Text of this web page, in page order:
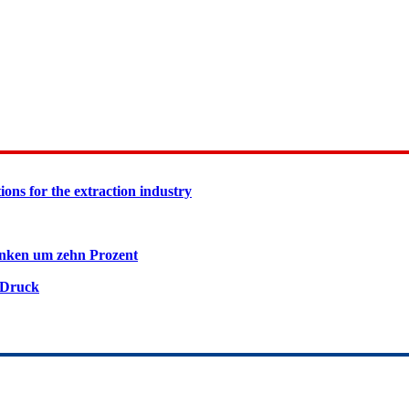
for the extraction industry
um zehn Prozent